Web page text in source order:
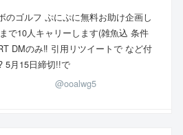
のゴルフ ぷにぷに無料お助け企画し
で10人キャリーします(雑魚込 条件
DMのみ‼️ 引用リツイートで など付
5月15日締切!!で
@ooalwg5